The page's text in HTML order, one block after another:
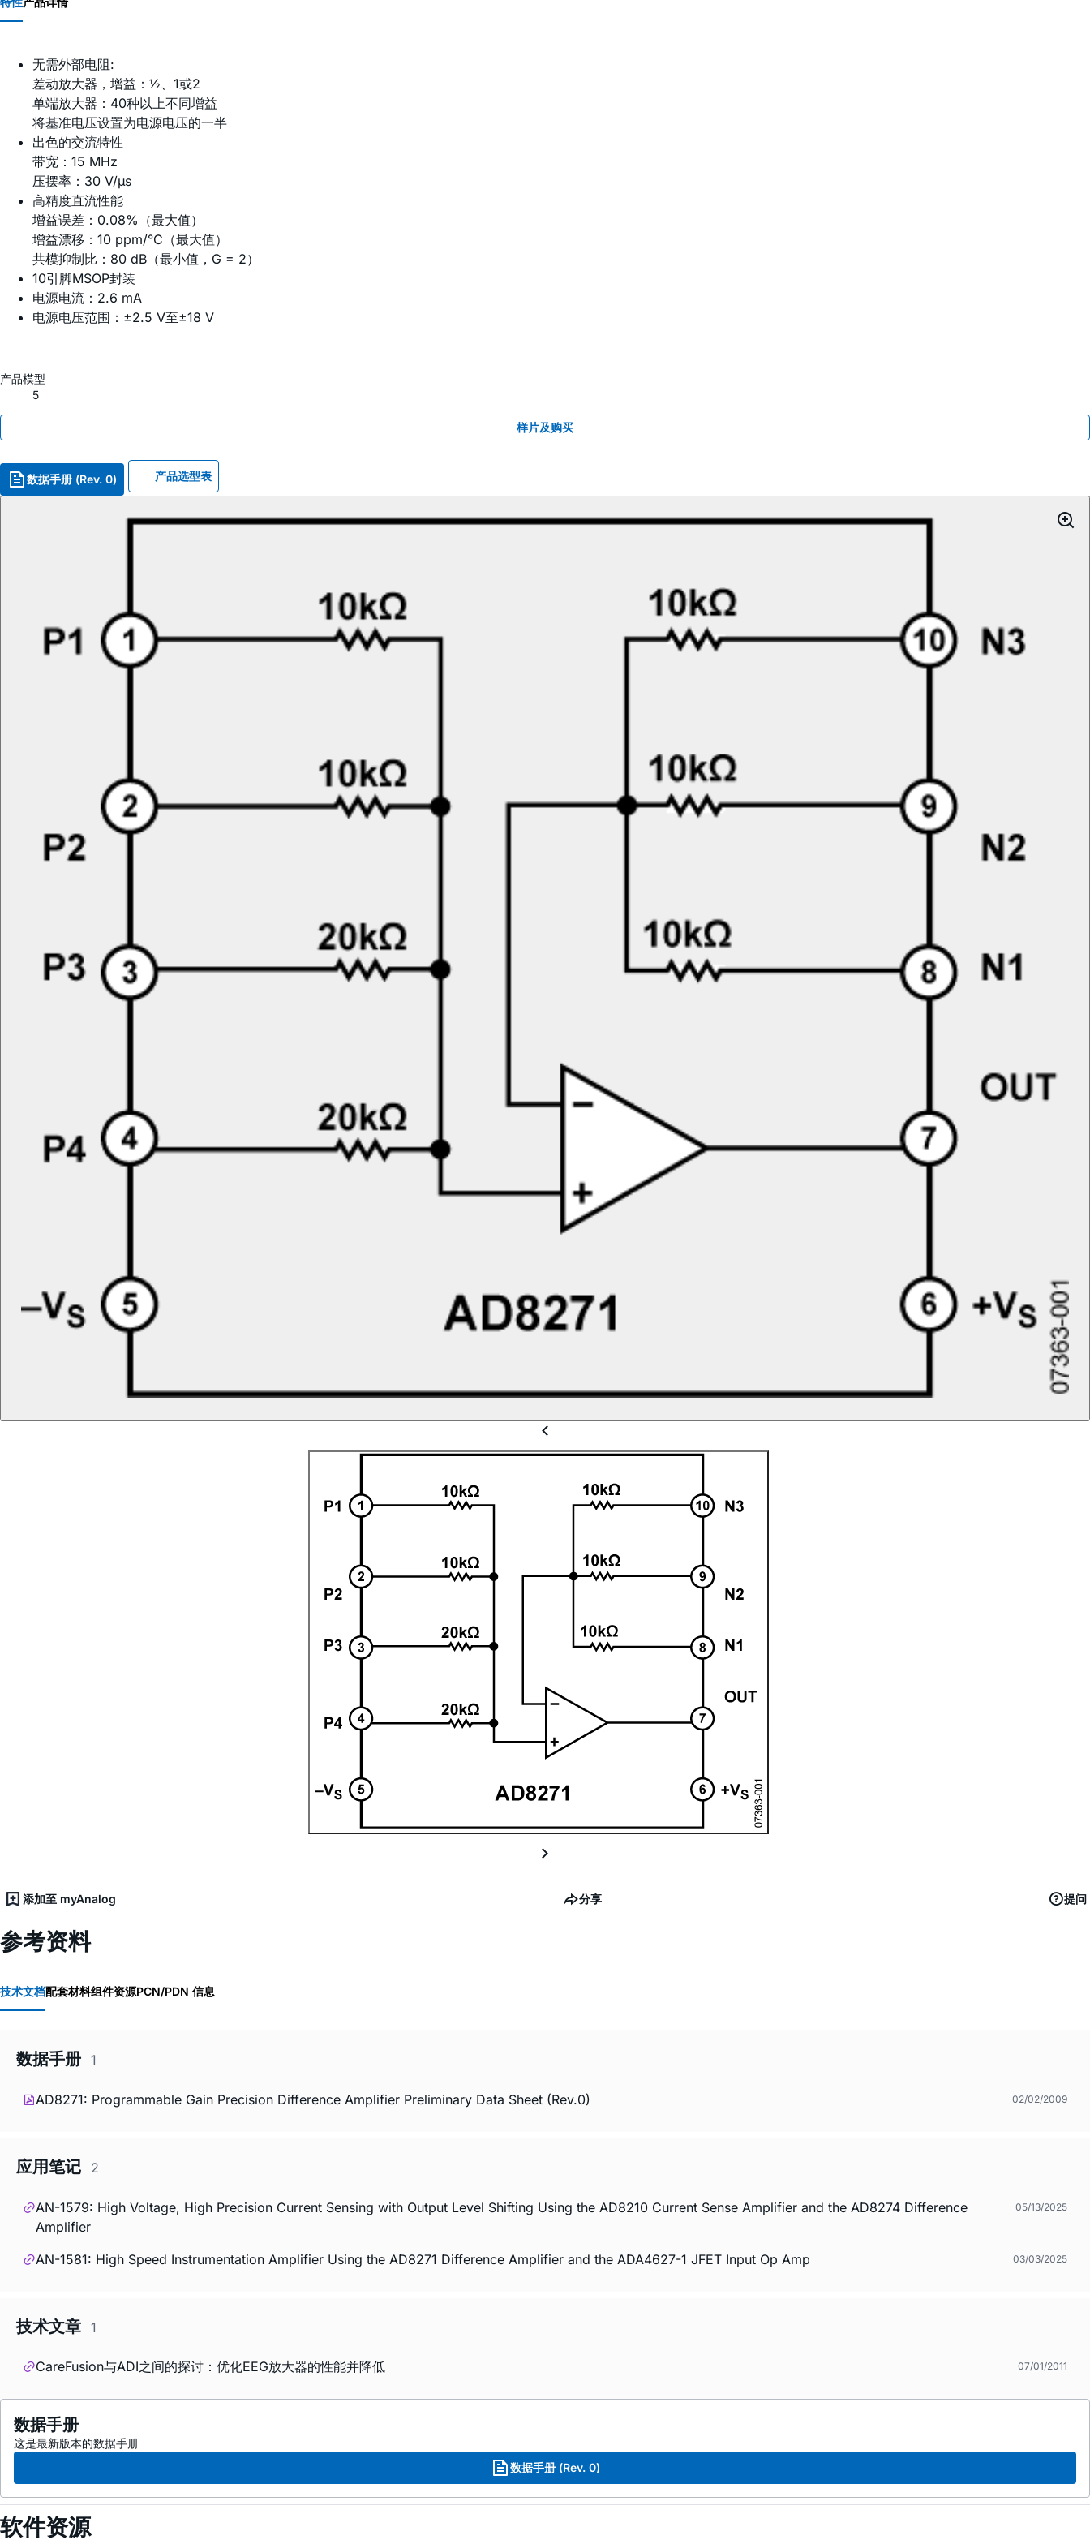
无需外部电阻:
差动放大器，增益：½、1或2
单端放大器：40种以上不同增益
将基准电压设置为电源电压的一半
出色的交流特性
带宽：15 MHz
压摆率：30 V/µs
高精度直流性能
增益误差：0.08%（最大值）
增益漂移：10 ppm/°C（最大值）
共模抑制比：80 dB（最小值，G = 2）
10引脚MSOP封装
电源电流：2.6 mA
电源电压范围：±2.5 V至±18 V
产品模型
5
样片及购买
数据手册 (Rev. 0) 产品选型表
添加至 myAnalog 分享 提问
参考资料
技术文档配套材料组件资源PCN/PDN 信息
数据手册 1
AD8271: Programmable Gain Precision Difference Amplifier Preliminary Data Sheet (Rev.0) 02/02/2009
应用笔记 2
AN-1579: High Voltage, High Precision Current Sensing with Output Level Shifting Using the AD8210 Current Sense Amplifier and the AD8274 Difference
Amplifier
05/13/2025
AN-1581: High Speed Instrumentation Amplifier Using the AD8271 Difference Amplifier and the ADA4627-1 JFET Input Op Amp 03/03/2025
技术文章 1
CareFusion与ADI之间的探讨：优化EEG放大器的性能并降低 07/01/2011
数据手册
这是最新版本的数据手册
数据手册 (Rev. 0)
软件资源